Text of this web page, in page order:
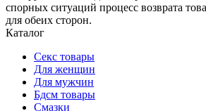
спорных ситуаций процесс возврата
для обеих сторон.
Каталог
Секс товары
Для женщин
Для мужчин
Бдсм товары
Смазки